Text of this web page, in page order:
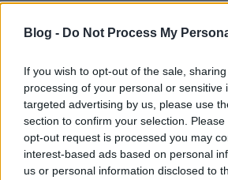
Blog - Do Not Process My
If you wish to opt-out of the sale,
processing of your personal or sensitive
targeted advertising by us, please use
section to confirm your selection.
opt-out request is processed you may
interest-based ads based on personal
us or personal information disclosed to
támogatásból…